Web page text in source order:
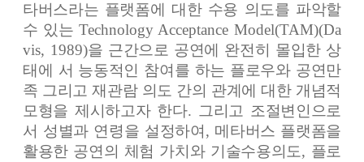
타버스라는 플랫폼에 대한 수용 의도를 파악할
수 있는 Technology Acceptance Model(TAM)(Da
vis, 1989)을 근간으로 공연에 완전히 몰입한 상
태에 서 능동적인 참여를 하는 플로우와 공연만
족 그리고 재관람 의도 간의 관계에 대한 개념적
모형을 제시하고자 한다. 그리고 조절변인으로
서 성별과 연령을 설정하여 , 메타버스 플랫폼을
활용한 공연의 체험 가치와 기술수용의도, 플로